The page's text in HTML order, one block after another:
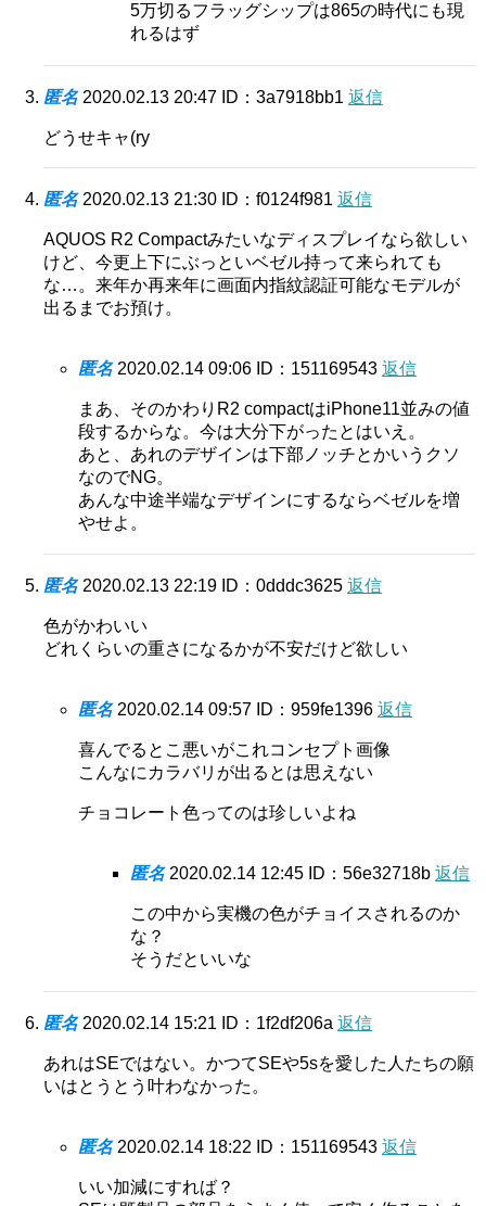
5万切るフラッグシップは865の時代にも現
れるはず
匿名 2020.02.13 20:47 ID：3a7918bb1 返信
どうせキャ(ry
匿名 2020.02.13 21:30 ID：f0124f981 返信
AQUOS R2 Compactみたいなディスプレイなら欲しい
けど、今更上下にぶっといベゼル持って来られても
な…。来年か再来年に画面内指紋認証可能なモデルが
出るまでお預け。
匿名 2020.02.14 09:06 ID：151169543 返信
まあ、そのかわりR2 compactはiPhone11並みの値
段するからな。今は大分下がったとはいえ。
あと、あれのデザインは下部ノッチとかいうクソ
なのでNG。
あんな中途半端なデザインにするならベゼルを増
やせよ。
匿名 2020.02.13 22:19 ID：0dddc3625 返信
色がかわいい
どれくらいの重さになるかが不安だけど欲しい
匿名 2020.02.14 09:57 ID：959fe1396 返信
喜んでるとこ悪いがこれコンセプト画像
こんなにカラバリが出るとは思えない
チョコレート色ってのは珍しいよね
匿名 2020.02.14 12:45 ID：56e32718b 返信
この中から実機の色がチョイスされるのか
な？
そうだといいな
匿名 2020.02.14 15:21 ID：1f2df206a 返信
あれはSEではない。かつてSEや5sを愛した人たちの願
いはとうとう叶わなかった。
匿名 2020.02.14 18:22 ID：151169543 返信
いい加減にすれば？